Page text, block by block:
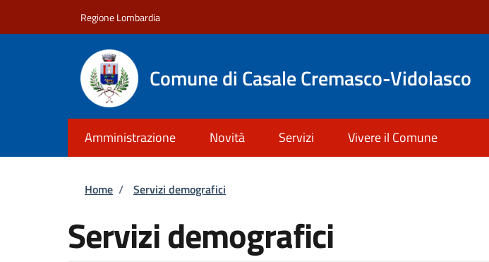
Regione Lombardia
Comune di Casale Cremasco-Vidolasco
Amministrazione Novità Servizi Vivere il Comune
Briciole di pane
Home / Servizi demografici
Servizi demografici